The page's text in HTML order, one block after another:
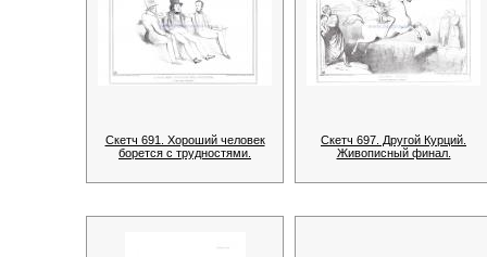
Скетч 691. Хороший человек
борется с трудностями.
Скетч 697. Другой Курций.
Живописный финал.